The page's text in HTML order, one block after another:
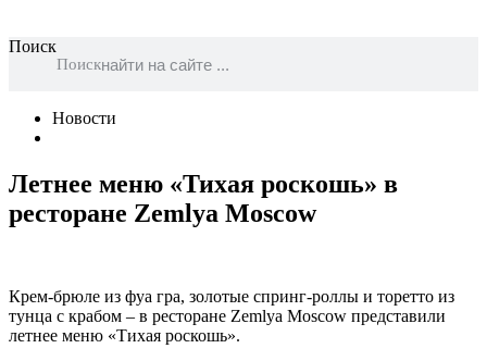
Поиск
Поиск
Новости
Летнее меню «Тихая роскошь» в
ресторане Zemlya Moscow
Крем-брюле из фуа гра, золотые спринг-роллы и торетто из
тунца с крабом – в ресторане Zemlya Moscow представили
летнее меню «Тихая роскошь».